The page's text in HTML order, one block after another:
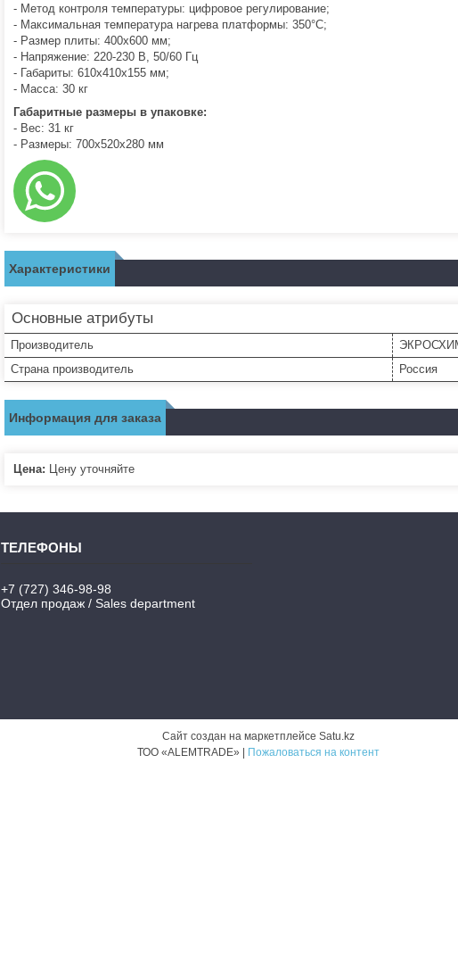
- Метод контроля температуры: цифровое регулирование;
- Максимальная температура нагрева платформы: 350°С;
- Размер плиты: 400х600 мм;
- Напряжение: 220-230 В, 50/60 Гц
- Габариты: 610х410х155 мм;
- Масса: 30 кг
Габаритные размеры в упаковке:
- Вес: 31 кг
- Размеры: 700х520х280 мм
Характеристики
Основные атрибуты
Производитель
Страна производитель
Россия
Информация для заказа
Цена: Цену уточняйте
+7 (727) 346-98-98
Отдел продаж / Sales department
Сайт создан на маркетплейсе Satu.kz
ТОО «ALEMTRADE» | Пожаловаться на контент